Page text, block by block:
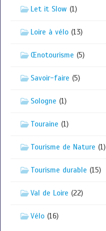
Let it Slow (1)
Loire à vélo (13)
Œnotourisme (5)
Savoir-faire (5)
Sologne (1)
Touraine (1)
Tourisme de Nature (1)
Tourisme durable (15)
Val de Loire (22)
Vélo (16)